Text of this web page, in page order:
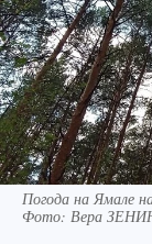
Погода на Ямале
Фото: Вера